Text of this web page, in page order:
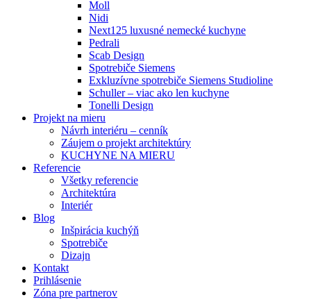
Moll
Nidi
Next125 luxusné nemecké kuchyne
Pedrali
Scab Design
Spotrebiče Siemens
Exkluzívne spotrebiče Siemens Studioline
Schuller – viac ako len kuchyne
Tonelli Design
Projekt na mieru
Návrh interiéru – cenník
Záujem o projekt architektúry
KUCHYNE NA MIERU
Referencie
Všetky referencie
Architektúra
Interiér
Blog
Inšpirácia kuchýň
Spotrebiče
Dizajn
Kontakt
Prihlásenie
Zóna pre partnerov